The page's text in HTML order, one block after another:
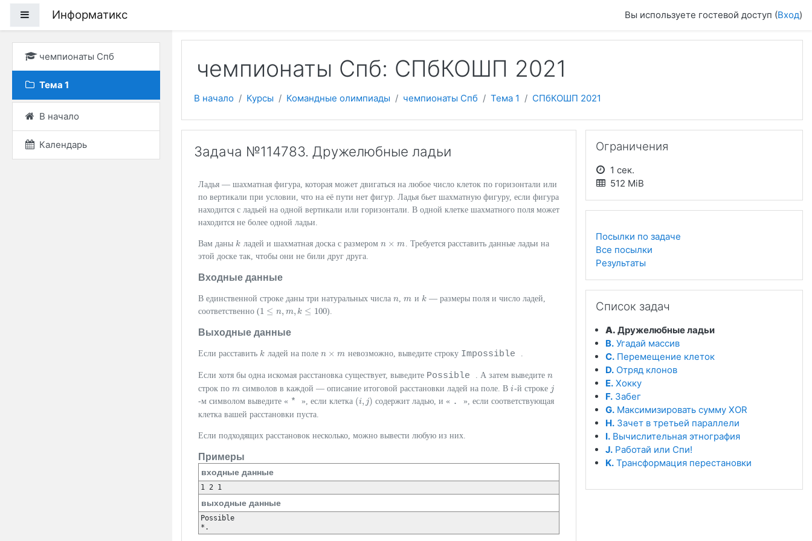
Боковая панель
Информатикс Вы используете гостевой доступ (Вход)
чемпионаты Спб
Тема 1
В начало
Календарь
чемпионаты Спб: СПбКОШП 2021
В начало Курсы Командные олимпиады чемпионаты Спб Тема 1 СПбКОШП 2021
Задача №114783. Дружелюбные ладьи
Ладья — шахматная фигура, которая может двигаться на любое число клеток по горизонтали или
по вертикали при условии, что на её пути нет фигур. Ладья бьет шахматную фигуру, если фигура
находится с ладьей на одной вертикали или горизонтали. В одной клетке шахматного поля может
находится не более одной ладьи.
Вам даны k
k ладей и шахматная доска с размером n × m
n×m
. Требуется расставить данные ладьи на
этой доске так, чтобы они не били друг друга.
Входные данные
В единственной строке даны три натуральных числа n
n ,m
m и k
k — размеры поля и число ладей,
соответственно (1 ≤ n, m, k ≤ 100
1 ≤n m, k≤100 ).
Выходные данные
Если расставить k
k ладей на поле n × m
n×m невозможно, выведите строку Impossible .
Если хотя бы одна искомая расстановка существует, выведите Possible . А затем выведите n
n
строк по m
m символов в каждой — описание итоговой расстановки ладей на поле. Вi
i-й строке j
j
-м символом выведите « * », если клетка (i, j)
(i,j ) содержит ладью, и « .
», если соответствующая
клетка вашей расстановки пуста.
Если подходящих расстановок несколько, можно вывести любую из них.
Примеры
входные данные
1 2 1
выходные данные
Possible
*.
Ограничения
1 сек.
512 MiB
Посылки по задаче
Все посылки
Результаты
Список задач
A. Дружелюбные ладьи
B. Угадай массив
C. Перемещение клеток
D. Отряд клонов
E. Хокку
F. Забег
G. Максимизировать сумму XOR
H. Зачет в третьей параллели
I. Вычислительная этнография
J. Работай или Спи!
K. Трансформация перестановки